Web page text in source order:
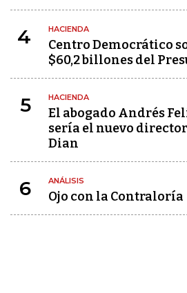
4 HACIENDA
Centro Democrático
$60,2 billones del
5 HACIENDA
El abogado Andrés
sería el nuevo
Dian
6 ANÁLISIS
Ojo con la Contraloría